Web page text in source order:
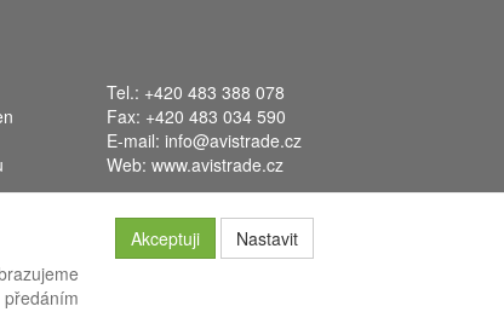
Tel.: +420 483 388 078
Fax: +420 483 034 590
E-mail: info@avistrade.cz
Web: www.avistrade.cz
Akceptuji Nastavit